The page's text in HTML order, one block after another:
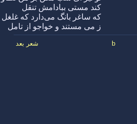
کند مستی ببادامش تنقل
که ساغر بانگ می‌دارد که غلغل
ز می مستند و خواجو از تامل
b شعر بعد